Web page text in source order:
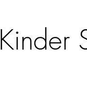
Kinder